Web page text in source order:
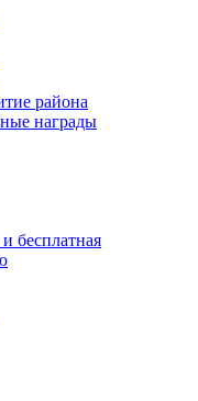
района
награды
бесплатная